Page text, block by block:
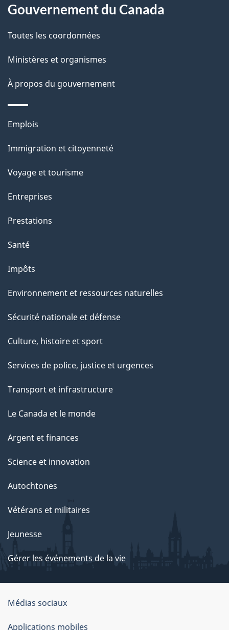
i
l
s
d
e
l
a
p
a
g
e
propos
de
ce
site
Gouvernement du Canada
Toutes les coordonnées
Ministères et organismes
À propos du gouvernement
Thèmes
sujets
Emplois
Immigration et citoyenneté
Voyage et tourisme
Entreprises
Prestations
Santé
Impôts
Environnement et ressources naturelles
Sécurité nationale et défense
Culture, histoire et sport
Services de police, justice et urgences
Transport et infrastructure
Le Canada et le monde
Argent et finances
Science et innovation
Autochtones
Vétérans et militaires
Jeunesse
Gérer les événements de la vie
Organisation
du
Médias sociaux
Applications mobiles